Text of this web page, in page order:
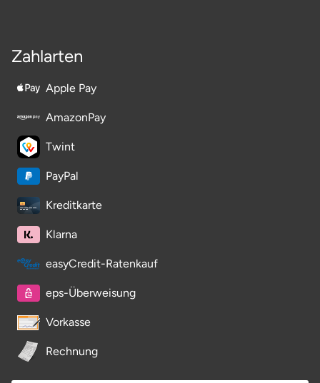
Zahlarten
Apple Pay
AmazonPay
Twint
PayPal
Kreditkarte
Klarna
easyCredit-Ratenkauf
eps-Überweisung
Vorkasse
Rechnung
Rügen
Saarbrücken
Salzgitter
Schongau
Schweinfurt
Schwerin
Segeberg